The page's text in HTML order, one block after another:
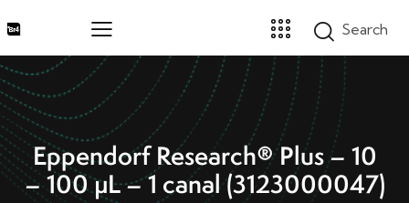
Eppendorf Research® Plus – 10
– 100 µL – 1 canal (3123000047)
Home
Marcas
Segmentos